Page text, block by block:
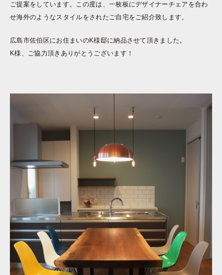
ご提案をしています。この度は、一枚板にデザイナーチェアを合わ
せ海外のようなスタイルをされたご自宅をご紹介致します。
広島市佐伯区にお住まいのK様邸に納品させて頂きました。
K様、ご協力頂きありがとうございます！